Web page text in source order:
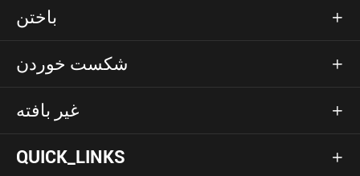
باختن 
شکست خوردن 
غیر بافته 
QUICK_LINKS 